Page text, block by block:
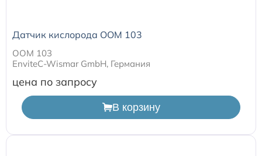
Датчик кислорода ООМ 103
ООМ 103
EnviteC-Wismar GmbH, Германия
цена по запросу
В корзину